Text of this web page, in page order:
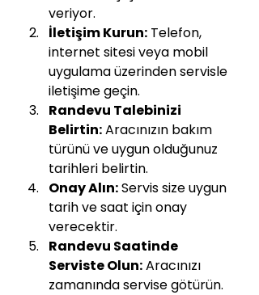
veriyor.
İletişim Kurun: Telefon,
internet sitesi veya mobil
uygulama üzerinden servisle
iletişime geçin.
Randevu Talebinizi
Belirtin: Aracınızın bakım
türünü ve uygun olduğunuz
tarihleri belirtin.
Onay Alın: Servis size uygun
tarih ve saat için onay
verecektir.
Randevu Saatinde
Serviste Olun: Aracınızı
zamanında servise götürün.